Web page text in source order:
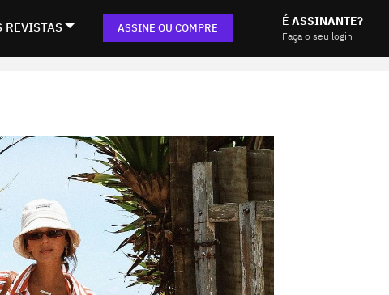
REVISTAS ASSINE OU COMPRE É ASSINANTE?
Faça o seu login